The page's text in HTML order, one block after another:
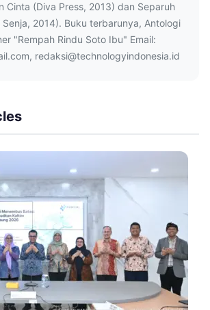
Cinta (Diva Press, 2013) dan Separuh
2014). Buku terbarunya, Antologi
"Rempah Rindu Soto Ibu" Email:
redaksi@technologyindonesia.id